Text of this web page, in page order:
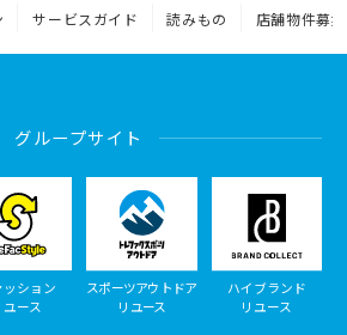
サービスガイド 読みもの 店舗物件募集
グループサイト
ッション
ユース
スポーツアウトドア
リユース
ハイブランド
リユース